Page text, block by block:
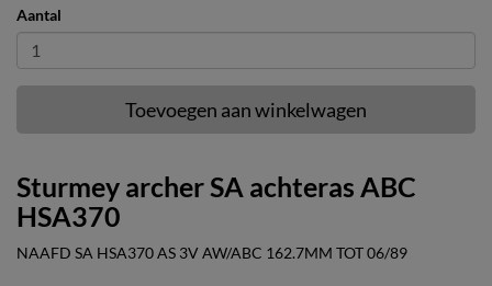
Aantal
Toevoegen aan winkelwagen
Sturmey archer SA achteras ABC
HSA370
NAAFD SA HSA370 AS 3V AW/ABC 162.7MM TOT 06/89